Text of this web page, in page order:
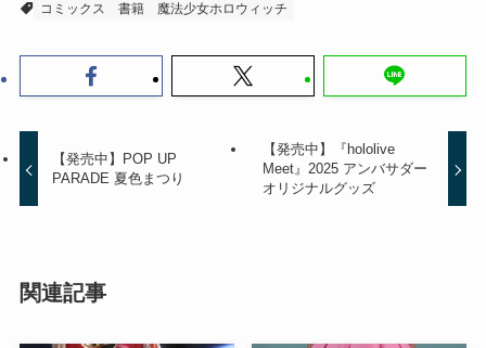
コミックス
書籍 魔法少女ホロウィッチ
【発売中】POP UP
PARADE 夏色まつり
【発売中】『hololive
Meet』2025 アンバサダー
オリジナルグッズ
関連記事